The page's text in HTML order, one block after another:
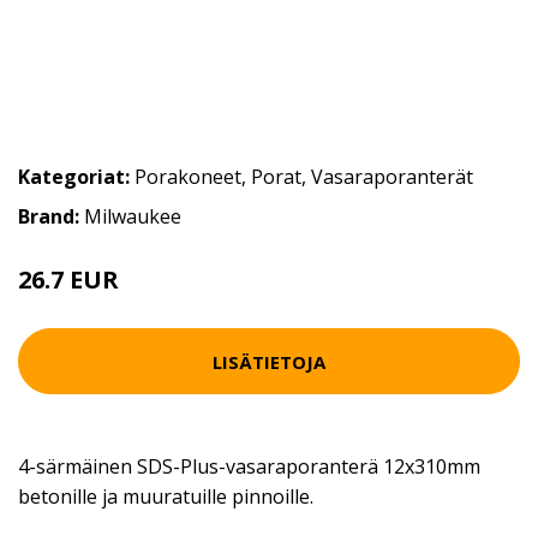
Kategoriat: Porakoneet, Porat, Vasaraporanterät
Brand: Milwaukee
26.7 EUR
LISÄTIETOJA
4-särmäinen SDS-Plus-vasaraporanterä 12x310mm
betonille ja muuratuille pinnoille.